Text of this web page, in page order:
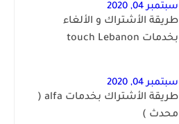
سبتمبر 04, 2020
طريقة الأشتراك و الألغاء
بخدمات touch Lebanon
سبتمبر 04, 2020
طريقة الأشتراك بخدمات alfa (
محدث )